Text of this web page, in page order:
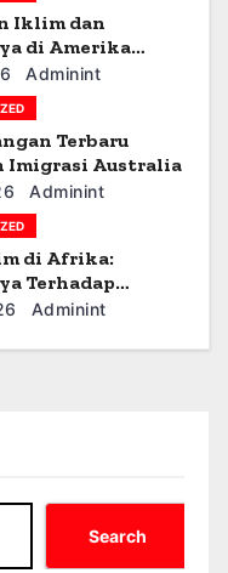
Iklim dan
di Amerika
Adminint
Terbaru
Imigrasi Australia
Adminint
di Afrika:
Terhadap
Masyarakat
Adminint
Search